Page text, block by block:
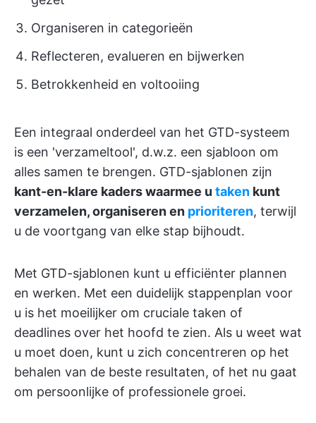
Organiseren in categorieën
Reflecteren, evalueren en bijwerken
Betrokkenheid en voltooiing
Een integraal onderdeel van het GTD-systeem
is een 'verzameltool', d.w.z. een sjabloon om
alles samen te brengen. GTD-sjablonen zijn
kant-en-klare kaders waarmee u taken kunt
verzamelen, organiseren en prioriteren, terwijl
u de voortgang van elke stap bijhoudt.
Met GTD-sjablonen kunt u efficiënter plannen
en werken. Met een duidelijk stappenplan voor
u is het moeilijker om cruciale taken of
deadlines over het hoofd te zien. Als u weet wat
u moet doen, kunt u zich concentreren op het
behalen van de beste resultaten, of het nu gaat
om persoonlijke of professionele groei.